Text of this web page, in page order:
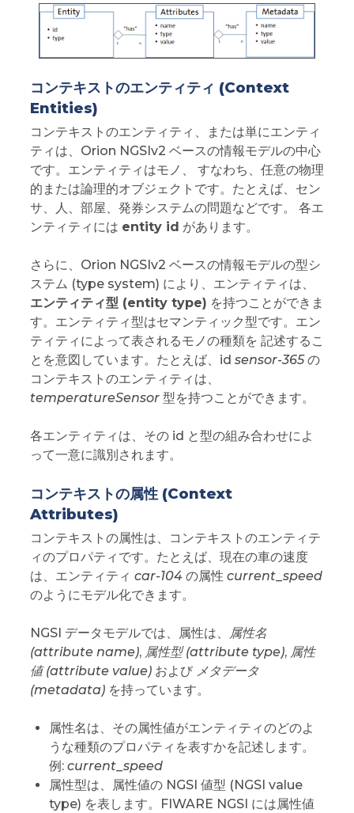
コンテキストのエンティティ (Context
Entities)
コンテキストのエンティティ、または単にエンティ
ティは、Orion NGSIv2 ベースの情報モデルの中心
です。エンティティはモノ、 すなわち、任意の物理
的または論理的オブジェクトです。たとえば、セン
サ、人、部屋、発券システムの問題などです。 各エ
ンティティには entity id があります。
さらに、Orion NGSIv2 ベースの情報モデルの型シ
ステム (type system) により、エンティティは、
エンティティ型 (entity type) を持つことができま
す。エンティティ型はセマンティック型です。エン
ティティによって表されるモノの種類を 記述するこ
とを意図しています。たとえば、id sensor-365の
コンテキストのエンティティは、
temperatureSensor型を持つことができます。
各エンティティは、その id と型の組み合わせによ
って一意に識別されます。
コンテキストの属性 (Context
Attributes)
コンテキストの属性は、コンテキストのエンティテ
ィのプロパティです。たとえば、現在の車の速度
は、エンティティ car-104の属性 current_speed
のようにモデル化できます。
NGSI データモデルでは、属性は、
属性名
(attribute name), 属性型 (attribute type), 属性
値 (attribute value)および メタデータ
(metadata)を持っています。
属性名は、その属性値がエンティティのどのよ
うな種類のプロパティを表すかを記述します。
例: current_speed
属性型は、属性値の NGSI 値型 (NGSI value
type) を表します。FIWARE NGSI には属性値